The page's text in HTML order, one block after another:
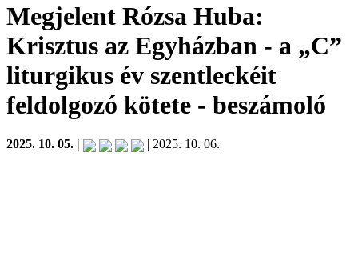
Megjelent Rózsa Huba:
Krisztus az Egyházban - a „C”
liturgikus év szentleckéit
feldolgozó kötete - beszámoló
2025. 10. 05. | | 2025. 10. 06.